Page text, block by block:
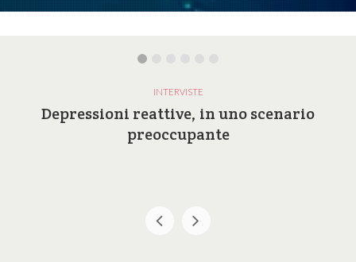
INTERVISTE
Depressioni reattive, in uno scenario
preoccupante